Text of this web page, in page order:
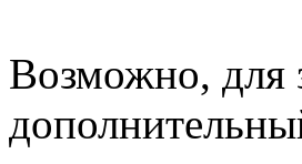
Возможно, для